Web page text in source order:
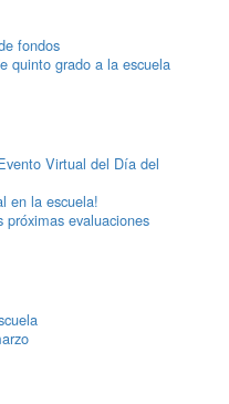
fondos
quinto grado a la escuela
Virtual del Día del
en la escuela!
evaluaciones